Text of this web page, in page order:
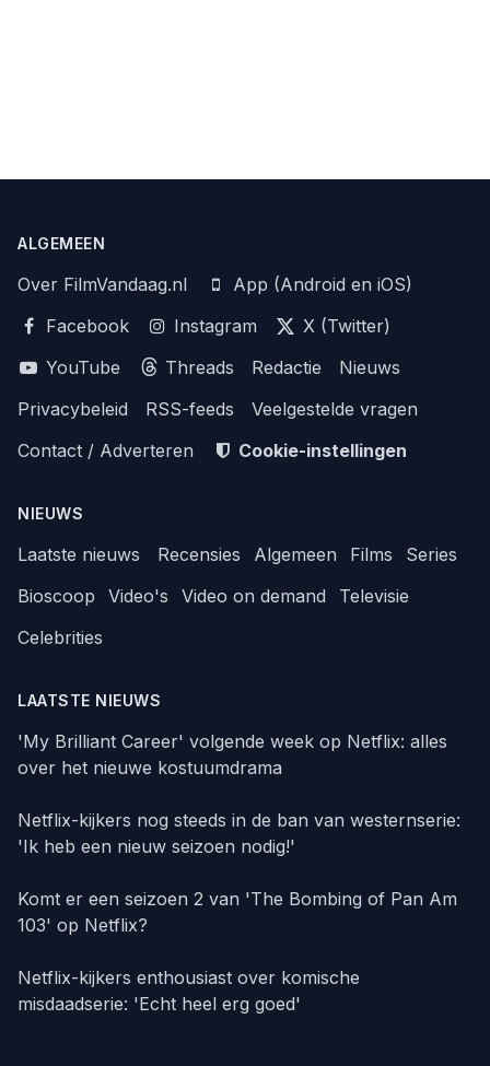
ALGEMEEN
Over FilmVandaag.nl
App (Android en iOS)
Facebook
Instagram
X (Twitter)
YouTube
Threads Redactie
Nieuws
Privacybeleid
RSS-feeds
Veelgestelde vragen
Contact / Adverteren
Cookie-instellingen
NIEUWS
Laatste nieuws Recensies Algemeen Films
Series
Bioscoop
Video's Video on demand
Televisie
Celebrities
LAATSTE NIEUWS
'My Brilliant Career' volgende week op Netflix: alles
over het nieuwe kostuumdrama
Netflix-kijkers nog steeds in de ban van westernserie:
'Ik heb een nieuw seizoen nodig!'
Komt er een seizoen 2 van 'The Bombing of Pan Am
103' op Netflix?
Netflix-kijkers enthousiast over komische
misdaadserie: 'Echt heel erg goed'